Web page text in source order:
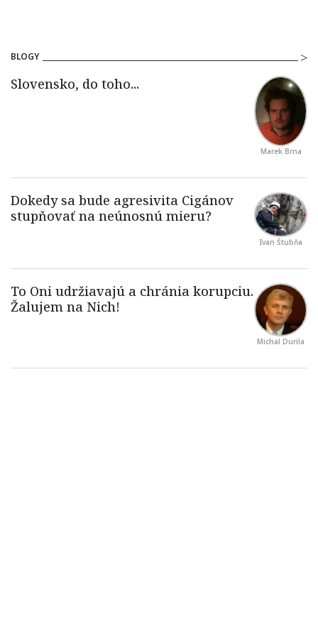
BLOGY
Marek Brna
Ivan Štubňa
Michal Durila